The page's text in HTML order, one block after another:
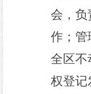
会，负
作；管
全区不
权登记